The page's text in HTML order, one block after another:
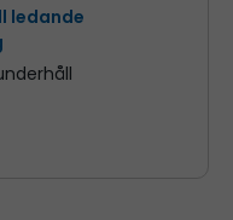
ledande